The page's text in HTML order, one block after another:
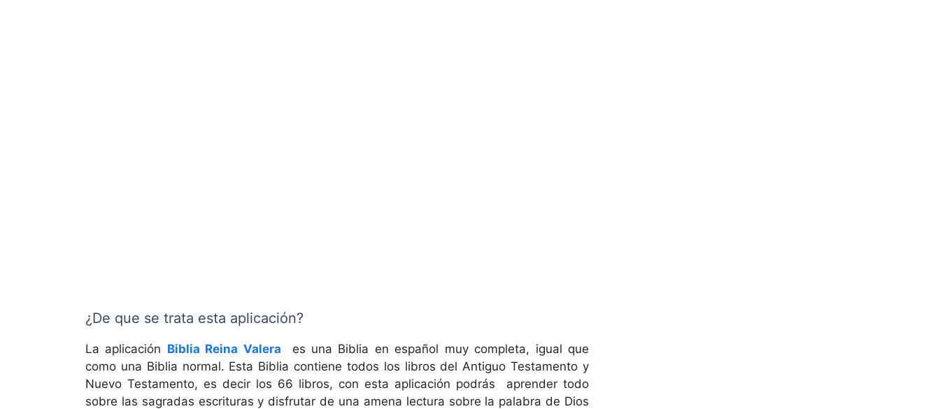
¿De que se trata esta aplicación?
La aplicación Biblia Reina Valera
es una Biblia en español muy completa, igual que
como una Biblia normal. Esta Biblia contiene todos los libros del Antiguo Testamento y
Nuevo Testamento, es decir los 66 libros, con esta aplicación podrás aprender todo
sobre las sagradas escrituras y disfrutar de una amena lectura sobre la palabra de Dios